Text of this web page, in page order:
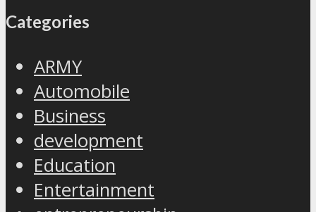
Categories
ARMY
Automobile
Business
development
Education
Entertainment